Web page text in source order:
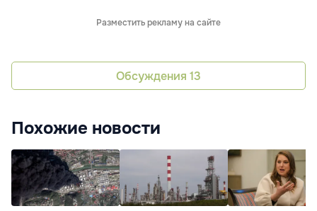
Разместить рекламу на сайте
Обсуждения 13
Похожие новости